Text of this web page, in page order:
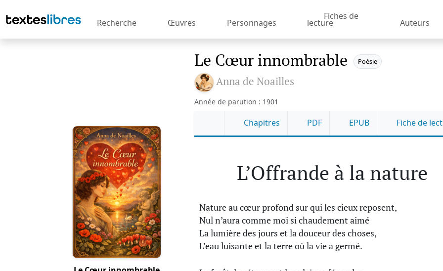
Recherche Œuvres Personnages
Fiches de
lecture Auteurs
Le Cœur innombrable Poésie
Anna de Noailles
Année de parution : 1901
Chapitres PDF EPUB Fiche de
L’Offrande à la nature
Nature au cœur profond sur qui les cieux reposent,
Nul n’aura comme moi si chaudement aimé
La lumière des jours et la douceur des choses,
L’eau luisante et la terre où la vie a germé.